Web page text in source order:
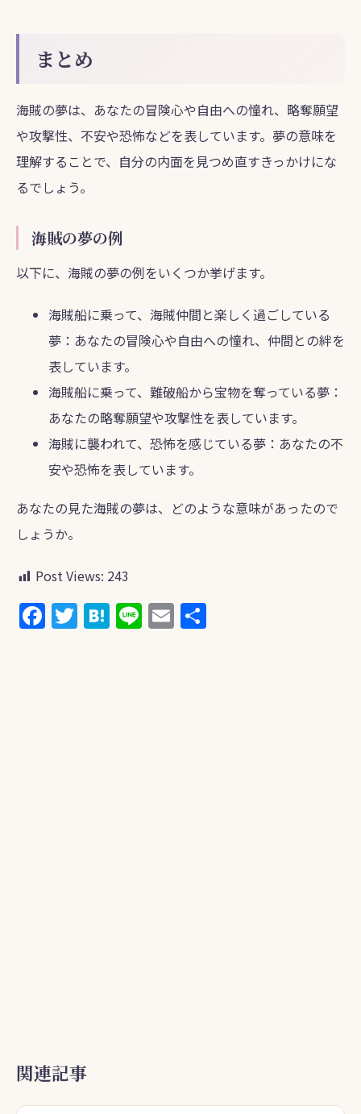
まとめ
海賊の夢は、あなたの冒険心や自由への憧れ、略奪願望
や攻撃性、不安や恐怖などを表しています。夢の意味を
理解することで、自分の内面を見つめ直すきっかけにな
るでしょう。
海賊の夢の例
以下に、海賊の夢の例をいくつか挙げます。
海賊船に乗って、海賊仲間と楽しく過ごしている
夢：あなたの冒険心や自由への憧れ、仲間との絆を
表しています。
海賊船に乗って、難破船から宝物を奪っている夢：
あなたの略奪願望や攻撃性を表しています。
海賊に襲われて、恐怖を感じている夢：あなたの不
安や恐怖を表しています。
あなたの見た海賊の夢は、どのような意味があったので
しょうか。
Post Views: 243
F
a
T
w
H
at
Li
n
E
m
関連記事